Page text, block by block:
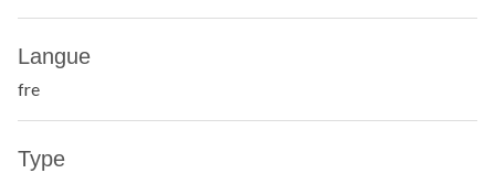
Langue
fre
Type